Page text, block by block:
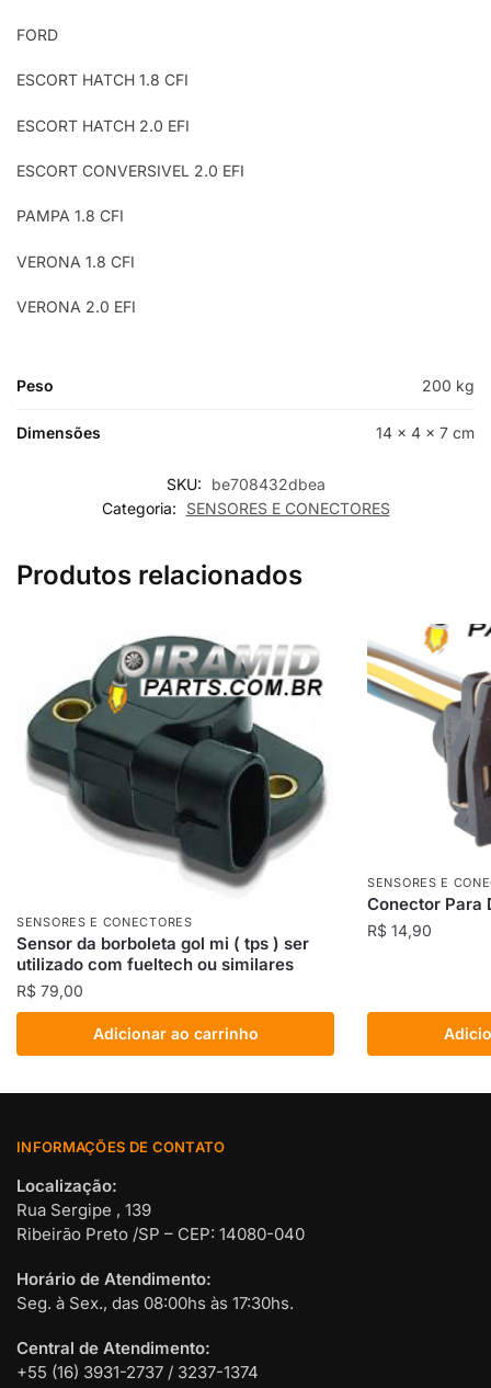
FORD
ESCORT HATCH 1.8 CFI
ESCORT HATCH 2.0 EFI
ESCORT CONVERSIVEL 2.0 EFI
PAMPA 1.8 CFI
VERONA 1.8 CFI
VERONA 2.0 EFI
Peso 200 kg
Dimensões 14 × 4 × 7 cm
SKU:
be708432dbea
Categoria:
SENSORES E CONECTORES
Produtos relacionados
SENSORES E CONECTORES
Sensor da borboleta gol mi ( tps ) ser
utilizado com fueltech ou similares
R$ 79,00
Adicionar ao carrinho
SENSORES E
Conector Para
R$ 14,90
INFORMAÇÕES DE CONTATO
Localização:
Rua Sergipe , 139
Ribeirão Preto /SP – CEP: 14080-040
Horário de Atendimento:
Seg. à Sex., das 08:00hs às 17:30hs.
Central de Atendimento:
+55 (16) 3931-2737 / 3237-1374